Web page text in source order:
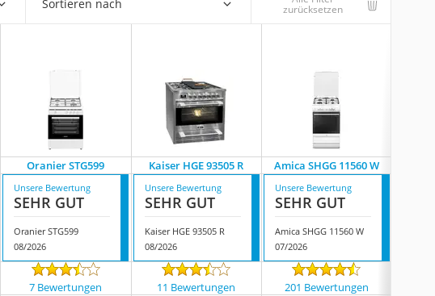
Sortieren nach zurücksetzen
Oranier STG599 Kaiser HGE 93505 R Amica SHGG 11560 W
Unsere Bewertung
SEHR GUT
Oranier STG599
08/2026
Unsere Bewertung
SEHR GUT
Kaiser HGE 93505 R
08/2026
Unsere Bewertung
SEHR GUT
Amica SHGG 11560 W
07/2026
7 Bewertungen 11 Bewertungen 201 Bewertungen